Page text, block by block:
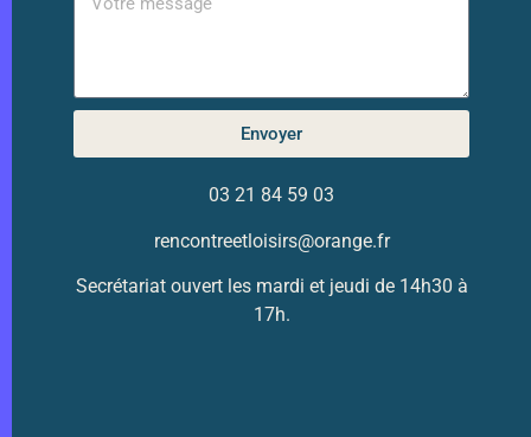
Envoyer
03 21 84 59 03
rencontreetloisirs@orange.fr
Secrétariat ouvert les mardi et jeudi de 14h30 à
17h.